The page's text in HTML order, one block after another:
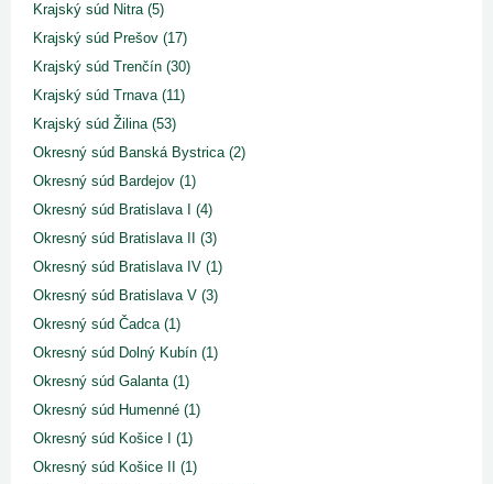
Krajský súd Nitra (5)
Krajský súd Prešov (17)
Krajský súd Trenčín (30)
Krajský súd Trnava (11)
Krajský súd Žilina (53)
Okresný súd Banská Bystrica (2)
Okresný súd Bardejov (1)
Okresný súd Bratislava I (4)
Okresný súd Bratislava II (3)
Okresný súd Bratislava IV (1)
Okresný súd Bratislava V (3)
Okresný súd Čadca (1)
Okresný súd Dolný Kubín (1)
Okresný súd Galanta (1)
Okresný súd Humenné (1)
Okresný súd Košice I (1)
Okresný súd Košice II (1)